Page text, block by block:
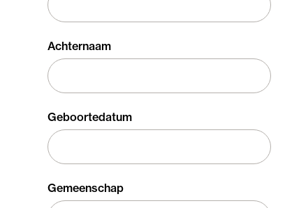
Achternaam
Geboortedatum
Gemeenschap